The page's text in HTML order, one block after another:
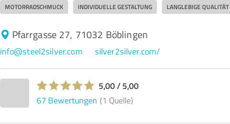
MOTORRADSCHMUCK INDIVIDUELLE GESTALTUNG LANGLEBIGE QUALITÄT
Pfarrgasse 27, 71032 Böblingen
info@steel2silver.com silver2silver.com/
5,00 / 5,00
67 Bewertungen (1 Quelle)